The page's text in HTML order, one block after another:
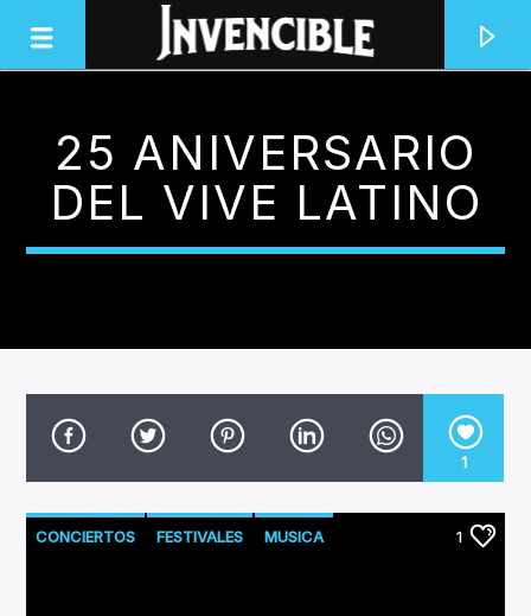
INVENCIBLE RADIO
JUNTOS SOMOS INVENCIBLES
CANCIÓN ACTUAL
25 ANIVERSARIO
DEL VIVE LATINO
1
CONCIERTOS FESTIVALES MUSICA 1